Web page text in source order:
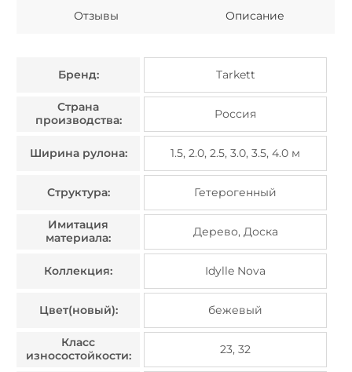
Отзывы Описание
Бренд: Tarkett
Страна
производства:
Россия
Ширина рулона: 1.5, 2.0, 2.5, 3.0, 3.5, 4.0 м
Структура: Гетерогенный
Имитация
материала:
Дерево, Доска
Коллекция: Idylle Nova
Цвет(новый): бежевый
Класс
износостойкости:
23, 32